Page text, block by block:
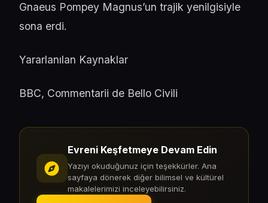
Gnaeus Pompey Magnus’un trajik yenilgisiyle
sona erdi.
Yararlanılan Kaynaklar
BBC, Commentarii de Bello Civili
Evreni Keşfetmeye Devam Edin
Yazıyı okuduğunuz için teşekkürler. Ana
sayfaya dönerek diğer bilimsel ve kültürel
makalelerimizi inceleyebilirsiniz.